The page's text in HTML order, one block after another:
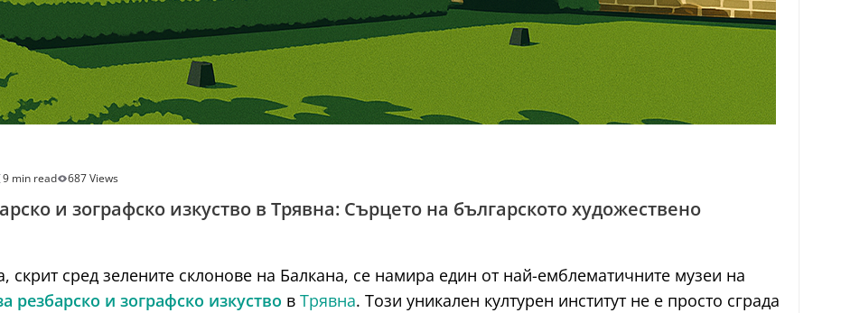
9 min read 687 Views
и зографско изкуство в Трявна: Сърцето на българското художествено
сред зелените склонове на Балкана, се намира един от най-емблематичните музеи на
резбарско и зографско изкуство в Трявна. Този уникален културен институт не е просто сграда